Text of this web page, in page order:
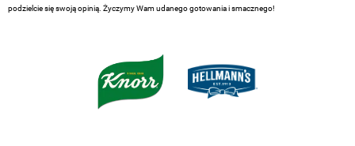
podzielcie się swoją opinią. Życzymy Wam udanego gotowania i smacznego!